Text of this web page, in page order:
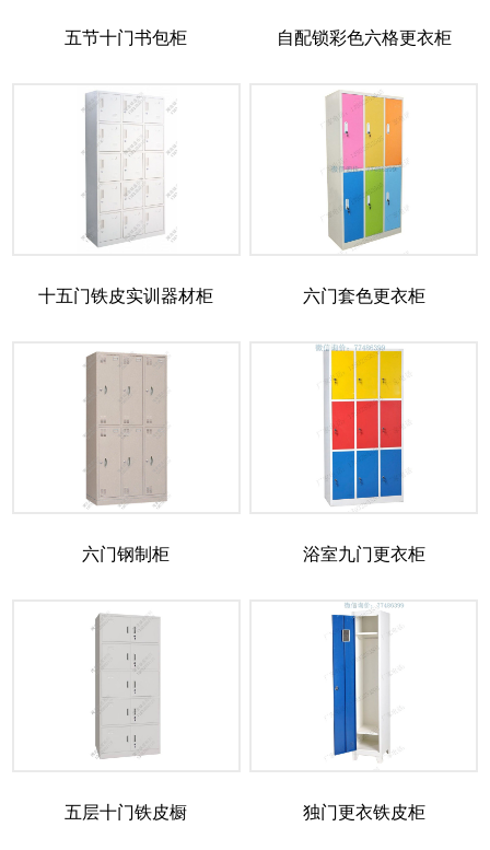
五节十门书包柜 自配锁彩色六格更衣柜
十五门铁皮实训器材柜 六门套色更衣柜
六门钢制柜 浴室九门更衣柜
五层十门铁皮橱 独门更衣铁皮柜